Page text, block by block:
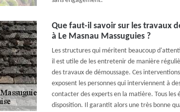
Que faut-il savoir sur les travaux
à Le Masnau Massuguies ?
Les structures qui méritent beaucoup
il est utile de les entretenir de manière
des travaux de démoussage. Ces
exposent les personnes qui interviennent à
contacter des experts en la matière. Tous les
disposition. Il garantit alors une très bonne